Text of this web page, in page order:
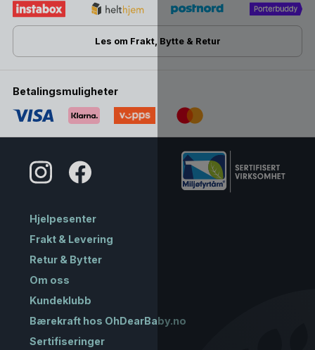
Les om Frakt, Bytte & Retur
Betalingsmuligheter
Hjelpesenter
Frakt & Levering
Retur & Bytter
Om oss
Kundeklubb
Bærekraft hos OhDearBaby.no
Sertifiseringer